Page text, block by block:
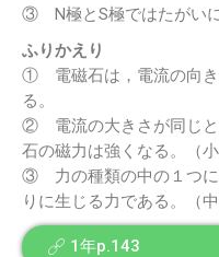
③ N極とS極ではたがいに
ふりかえり
① 電磁石は，電流の向き
る。
② 電流の大きさが同じと
石の磁力は強くなる。（小
③ 力の種類の中の１つに
りに生じる力である。（
1年p.143